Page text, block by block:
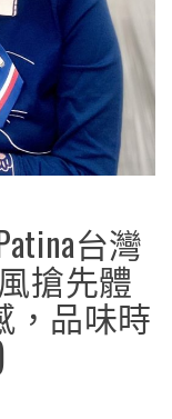
台灣
搶先體
，品味時